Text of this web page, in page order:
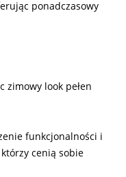
ponadczasowy
zimowy look pełen
funkcjonalności i
cenią sobie